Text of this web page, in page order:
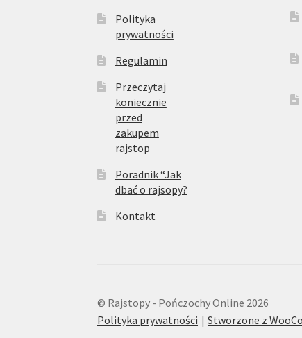
Polityka
prywatności
Regulamin
Przeczytaj
koniecznie
przed
zakupem
rajstop
Poradnik “Jak
dbać o rajsopy?
Kontakt
© Rajstopy - Pończochy Online 2026
Polityka prywatności
Stworzone z